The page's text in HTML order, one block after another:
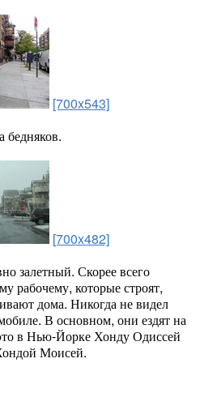
[700x543]
бедняков.
[700x482]
залетный. Скорее всего
рабочему, которые строят,
дома. Никогда не видел
В основном, они ездят на
в Нью-Йорке Хонду Одиссей
Моисей.